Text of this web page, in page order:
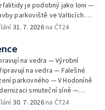
je podobný jako loni —
parkoviště ve Valticích —
lesa v Rožnově pod
Kybernetický incident na
— Slavnostní
Univerzity obran —
pro mladé — Mobilní
na poli
31. 7. 2026na ČT24
na vedra — Výrobní
na vedra — Falešné
parkovného — V Hodoníně
smuteční síně —
u dětských hřišť —
30. 7. 2026na ČT24